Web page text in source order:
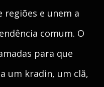
regiões e unem a
comum. O
para que
um kradin, um clã,